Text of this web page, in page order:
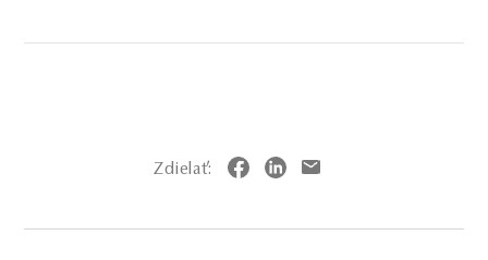
Zdielať: